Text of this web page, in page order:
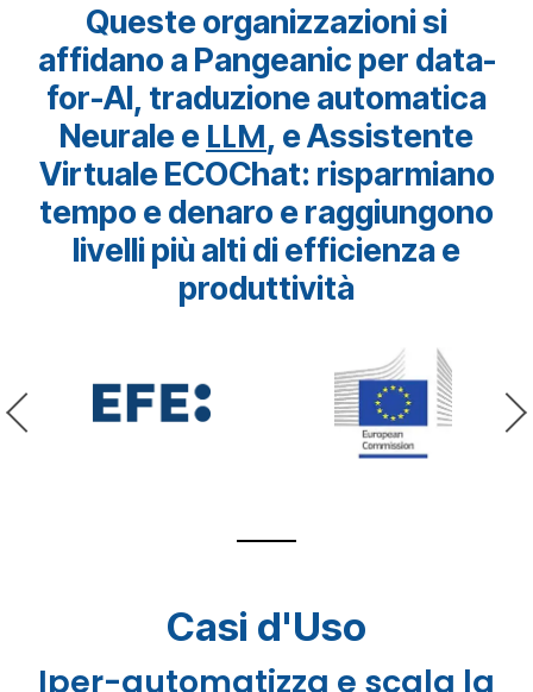
Queste organizzazioni si
affidano a Pangeanic per data-
for-AI, traduzione automatica
Neurale e LLM, e Assistente
Virtuale ECOChat: risparmiano
tempo e denaro e raggiungono
livelli più alti di efficienza e
produttività
Casi d'Uso
Iper-automatizza e scala la